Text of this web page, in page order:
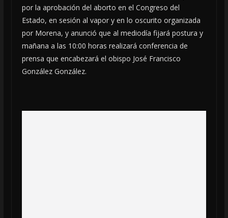
por la aprobación del aborto en el Congreso del
Estado, en sesión al vapor y en lo oscurito organizada
por Morena, y anunció que al mediodía fijará postura y
mañana a las 10:00 horas realizará conferencia de
prensa que encabezará el obispo José Francisco
González González.